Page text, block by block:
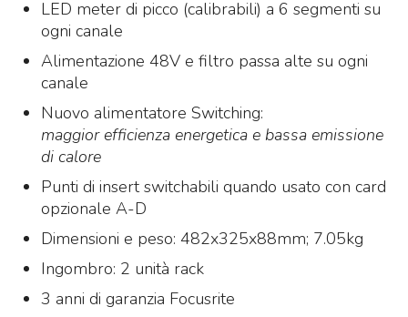
LED meter di picco (calibrabili) a 6 segmenti su
ogni canale
Alimentazione 48V e filtro passa alte su ogni
canale
Nuovo alimentatore Switching:
maggior efficienza energetica e bassa emissione
di calore
Punti di insert switchabili quando usato con card
opzionale A-D
Dimensioni e peso: 482x325x88mm; 7.05kg
Ingombro: 2 unità rack
3 anni di garanzia Focusrite